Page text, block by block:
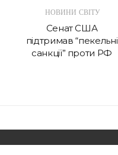
НОВИНИ СВІТУ
Сенат США
підтримав “пекельні
санкції” проти РФ